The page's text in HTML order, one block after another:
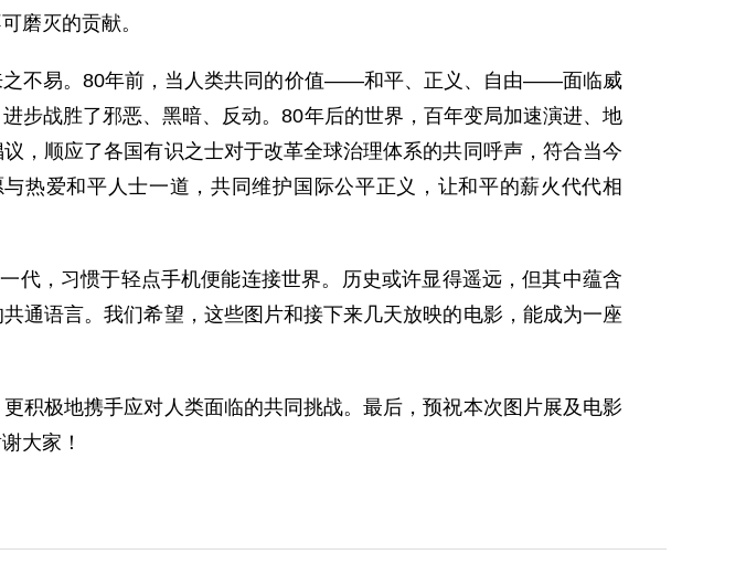
磨灭的贡献。
之不易。80年前，当人类共同的价值——和平、正义、自由——面临威
步战胜了邪恶、黑暗、反动。80年后的世界，百年变局加速演进、地
，顺应了各国有识之士对于改革全球治理体系的共同呼声，符合当今
热爱和平人士一道，共同维护国际公平正义，让和平的薪火代代相
代，习惯于轻点手机便能连接世界。历史或许显得遥远，但其中蕴含
通语言。我们希望，这些图片和接下来几天放映的电影，能成为一座
积极地携手应对人类面临的共同挑战。最后，预祝本次图片展及电影
大家！